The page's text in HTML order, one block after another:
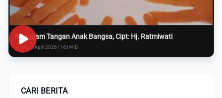
Genggam Tangan Anak Bangsa, Cipt: Hj. Ratmiwati
Rabu, 8 April 2026 | 16:i WIB
CARI BERITA